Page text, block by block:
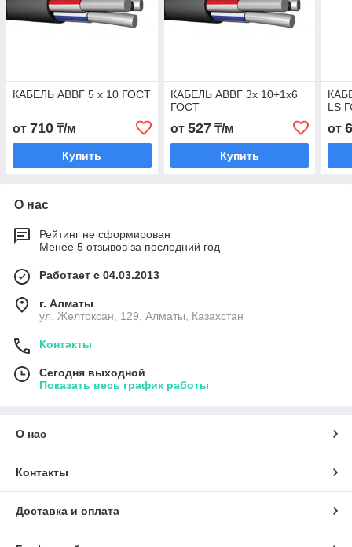
КАБЕЛЬ АВВГ 5 х 10 ГОСТ
от 710 ₸/м
Купить
КАБЕЛЬ АВВГ 3х 10+1х6
ГОСТ
от 527₸/м
Купить
LS
от
О нас
Рейтинг не сформирован
Менее 5 отзывов за последний год
Работает с 04.03.2013
г. Алматы
ул. Желтоксан, 129, Алматы, Казахстан
Контакты
Сегодня выходной
Показать весь график работы
О нас
Контакты
Доставка и оплата